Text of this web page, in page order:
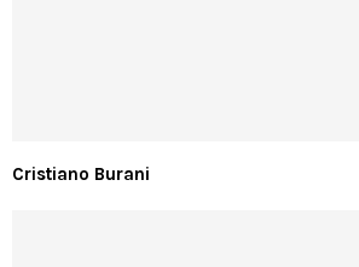
Cristiano Burani